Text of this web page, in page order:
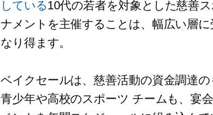
している10代の若者を対象とした慈善
ナメントを主催することは、幅広い層
なり得ます。
ベイクセールは、慈善活動の資金調達
青少年や高校のスポーツ チームも、宴